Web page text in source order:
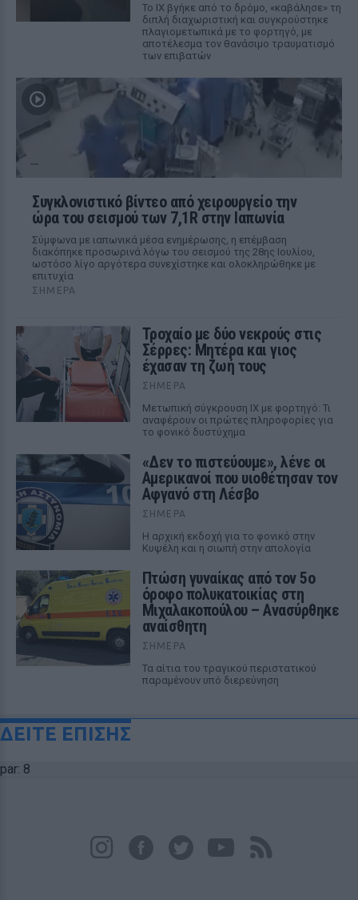
Το ΙΧ βγήκε από το δρόμο, «καβάλησε» τη
διπλή διαχωριστική και συγκρούστηκε
πλαγιομετωπικά με το φορτηγό, με
αποτέλεσμα τον θανάσιμο τραυματισμό
των επιβατών
Συγκλονιστικό βίντεο από χειρουργείο την
ώρα του σεισμού των 7,1R στην Ιαπωνία
Σύμφωνα με ιαπωνικά μέσα ενημέρωσης, η επέμβαση
διακόπηκε προσωρινά λόγω του σεισμού της 28ης Ιουλίου,
ωστόσο λίγο αργότερα συνεχίστηκε και ολοκληρώθηκε με
επιτυχία
ΣΉΜΕΡΑ
Τροχαίο με δύο νεκρούς στις
Σέρρες: Μητέρα και γιος
έχασαν τη ζωή τους
ΣΉΜΕΡΑ
Μετωπική σύγκρουση ΙΧ με φορτηγό: Τι
αναφέρουν οι πρώτες πληροφορίες για
το φονικό δυστύχημα
«Δεν το πιστεύουμε», λένε οι
Αμερικανοί που υιοθέτησαν τον
Αφγανό στη Λέσβο
ΣΉΜΕΡΑ
Η αρχική εκδοχή για το φονικό στην
Κυψέλη και η σιωπή στην απολογία
Πτώση γυναίκας από τον 5ο
όροφο πολυκατοικίας στη
Μιχαλακοπούλου – Ανασύρθηκε
αναίσθητη
ΣΉΜΕΡΑ
Τα αίτια του τραγικού περιστατικού
παραμένουν υπό διερεύνηση
ΔΕΙΤΕ ΕΠΙΣΗΣ
par: 8